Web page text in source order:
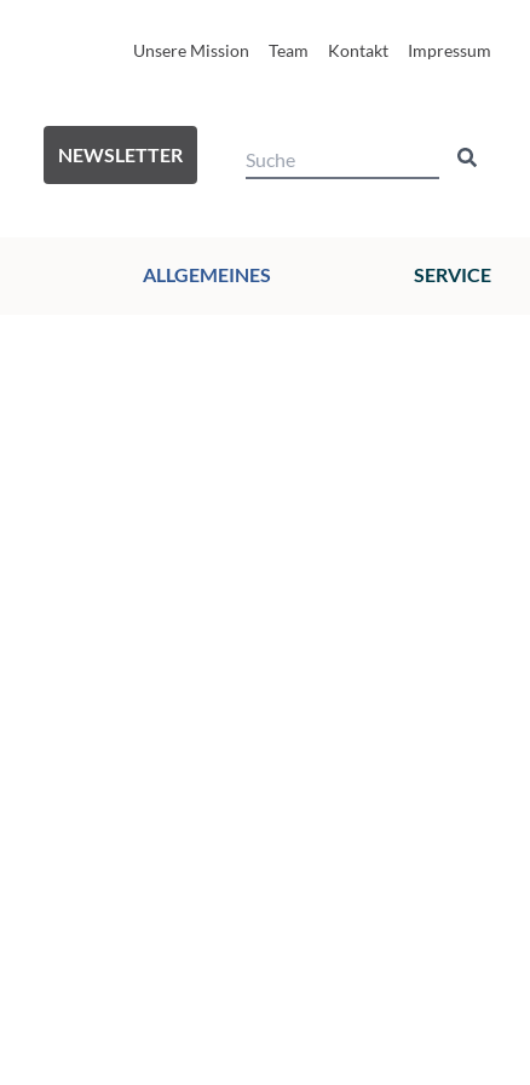
Unsere Mission Team Kontakt Impressum
NEWSLETTER
ALLGEMEINES SERVICE